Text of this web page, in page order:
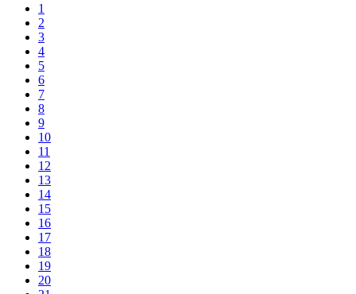
1
2
3
4
5
6
7
8
9
10
11
12
13
14
15
16
17
18
19
20